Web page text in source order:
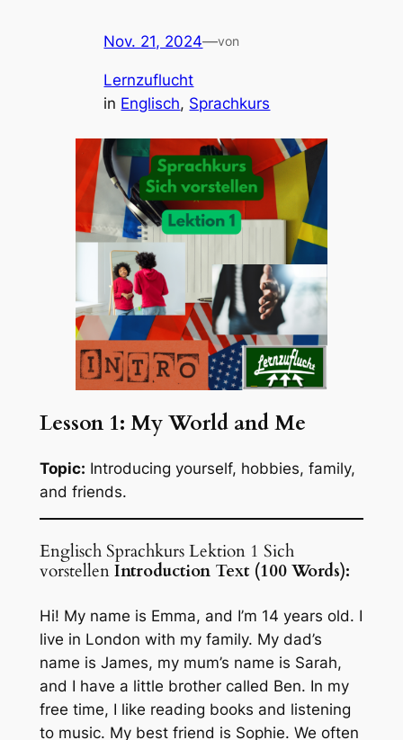
Nov. 21, 2024—von
Lernzuflucht
in Englisch, Sprachkurs
Lesson 1: My World and Me
Topic: Introducing yourself, hobbies, family,
and friends.
Englisch Sprachkurs Lektion 1 Sich
vorstellen Introduction Text (100 Words):
Hi! My name is Emma, and I’m 14 years old. I
live in London with my family. My dad’s
name is James, my mum’s name is Sarah,
and I have a little brother called Ben. In my
free time, I like reading books and listening
to music. My best friend is Sophie. We often